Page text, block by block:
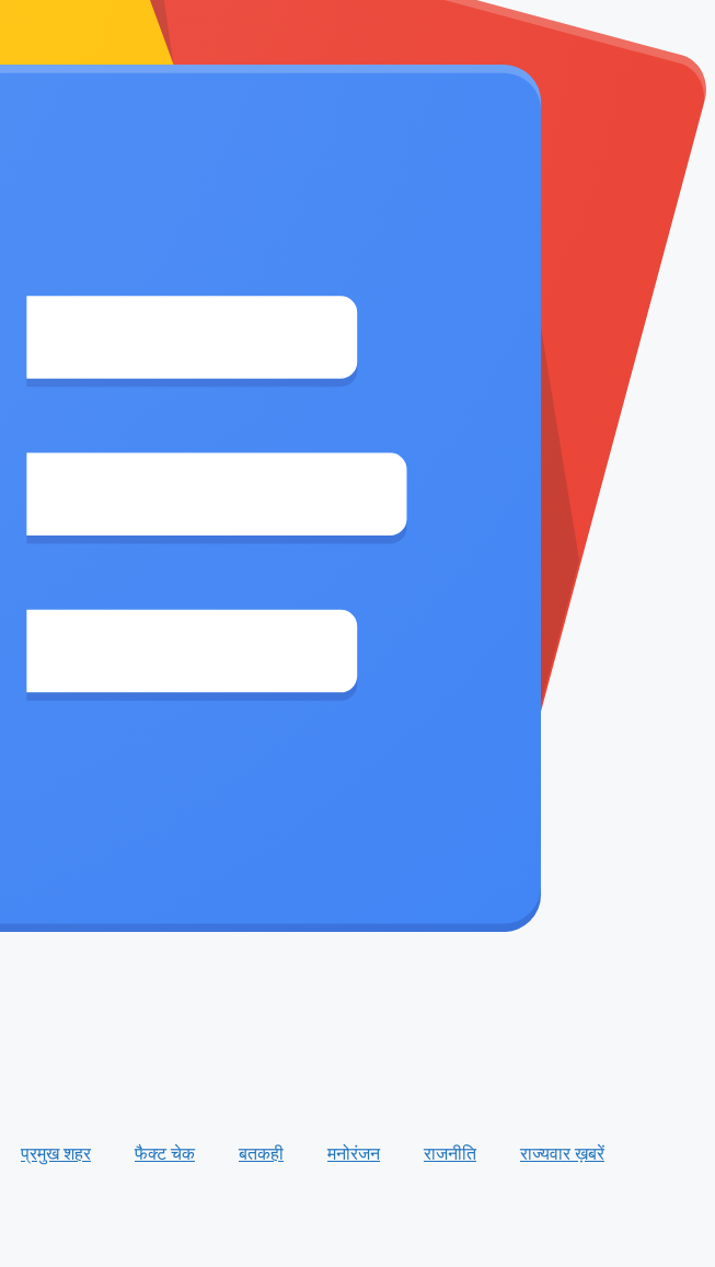
प्रमुख शहर फैक्ट चेक बतकही मनोरंजन राजनीति राज्यवार ख़बरें